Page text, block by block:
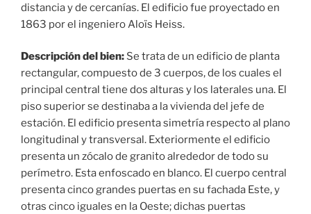
distancia y de cercanías. El edificio fue proyectado en
1863 por el ingeniero Aloïs Heiss.
Descripción del bien: Se trata de un edificio de planta
rectangular, compuesto de 3 cuerpos, de los cuales el
principal central tiene dos alturas y los laterales una. El
piso superior se destinaba a la vivienda del jefe de
estación. El edificio presenta simetría respecto al plano
longitudinal y transversal. Exteriormente el edificio
presenta un zócalo de granito alrededor de todo su
perímetro. Esta enfoscado en blanco. El cuerpo central
presenta cinco grandes puertas en su fachada Este, y
otras cinco iguales en la Oeste; dichas puertas